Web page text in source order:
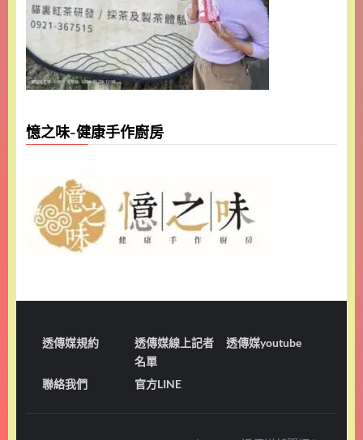
憶之味-健康手作廚房
透傳媒規約
透傳媒線上記者
名單
透傳媒youtube
聯絡我們 官方LINE